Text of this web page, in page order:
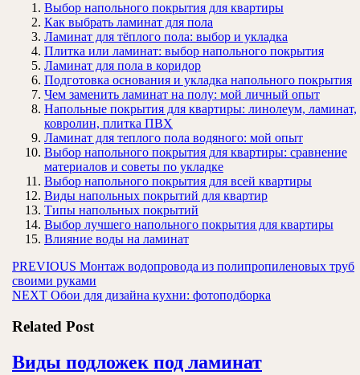
Выбор напольного покрытия для квартиры
Как выбрать ламинат для пола
Ламинат для тёплого пола: выбор и укладка
Плитка или ламинат: выбор напольного покрытия
Ламинат для пола в коридор
Подготовка основания и укладка напольного покрытия
Чем заменить ламинат на полу: мой личный опыт
Напольные покрытия для квартиры: линолеум, ламинат,
ковролин, плитка ПВХ
Ламинат для теплого пола водяного: мой опыт
Выбор напольного покрытия для квартиры: сравнение
материалов и советы по укладке
Выбор напольного покрытия для всей квартиры
Виды напольных покрытий для квартир
Типы напольных покрытий
Выбор лучшего напольного покрытия для квартиры
Влияние воды на ламинат
Навигация
по
PREVIOUS Предыдущая
запись:
Монтаж водопровода из полипропиленовых труб
своими руками
NEXT Следующая
Обои для дизайна кухни: фотоподборка
Related Post
Виды подложек под ламинатВиды